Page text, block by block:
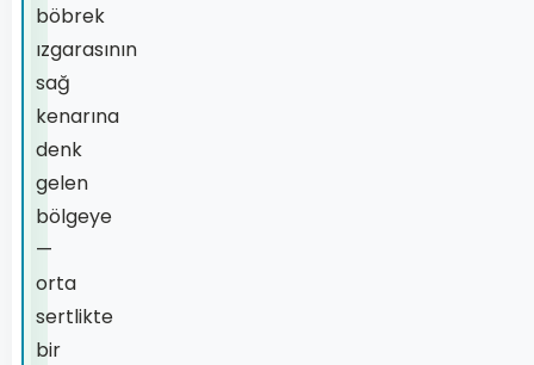
böbrek
ızgarasının
sağ
kenarına
denk
gelen
bölgeye
—
orta
sertlikte
bir